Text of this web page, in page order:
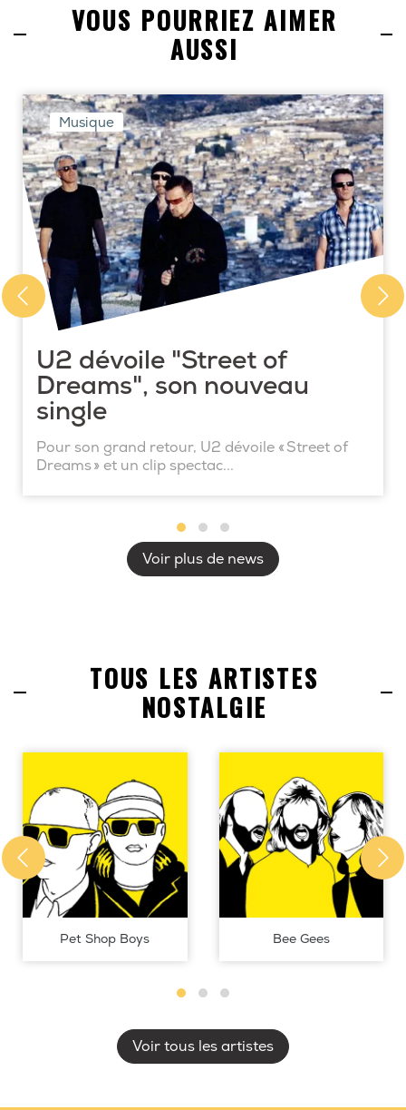
VOUS POURRIEZ AIMER
AUSSI
Musique
U2 dévoile "Street of
Dreams", son nouveau
single
Pour son grand retour, U2 dévoile « Street of
Dreams » et un clip spectac...
Voir plus de news
TOUS LES ARTISTES
NOSTALGIE
Pet Shop Boys Bee Gees
Voir tous les artistes